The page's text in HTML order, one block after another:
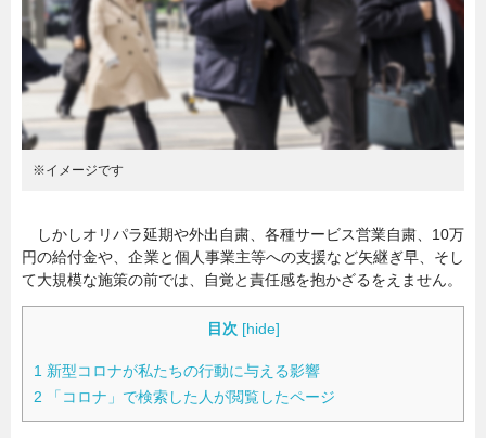
連載一覧
※イメージです
しかしオリパラ延期や外出自粛、各種サービス営業自粛、10万
円の給付金や、企業と個人事業主等への支援など矢継ぎ早、そし
て大規模な施策の前では、自覚と責任感を抱かざるをえません。
目次 [hide]
1 新型コロナが私たちの行動に与える影響
2 「コロナ」で検索した人が閲覧したページ